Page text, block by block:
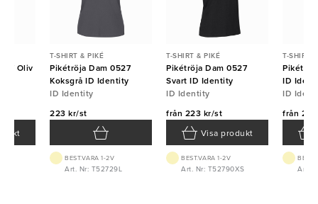
Oliv
T-SHIRT & PIKÉ
Pikétröja Dam 0527
Koksgrå ID Identity
ID Identity
223 kr/st
BEST.VARA 1-2V
Art. Nr: T52729L
T-SHIRT & PIKÉ
Pikétröja Dam 0527
Svart ID Identity
ID Identity
från 223 kr/st
Visa produkt
BEST.VARA 1-2V
Art. Nr: T52790XS
T-SHIRT
ID
ID
från
Art.